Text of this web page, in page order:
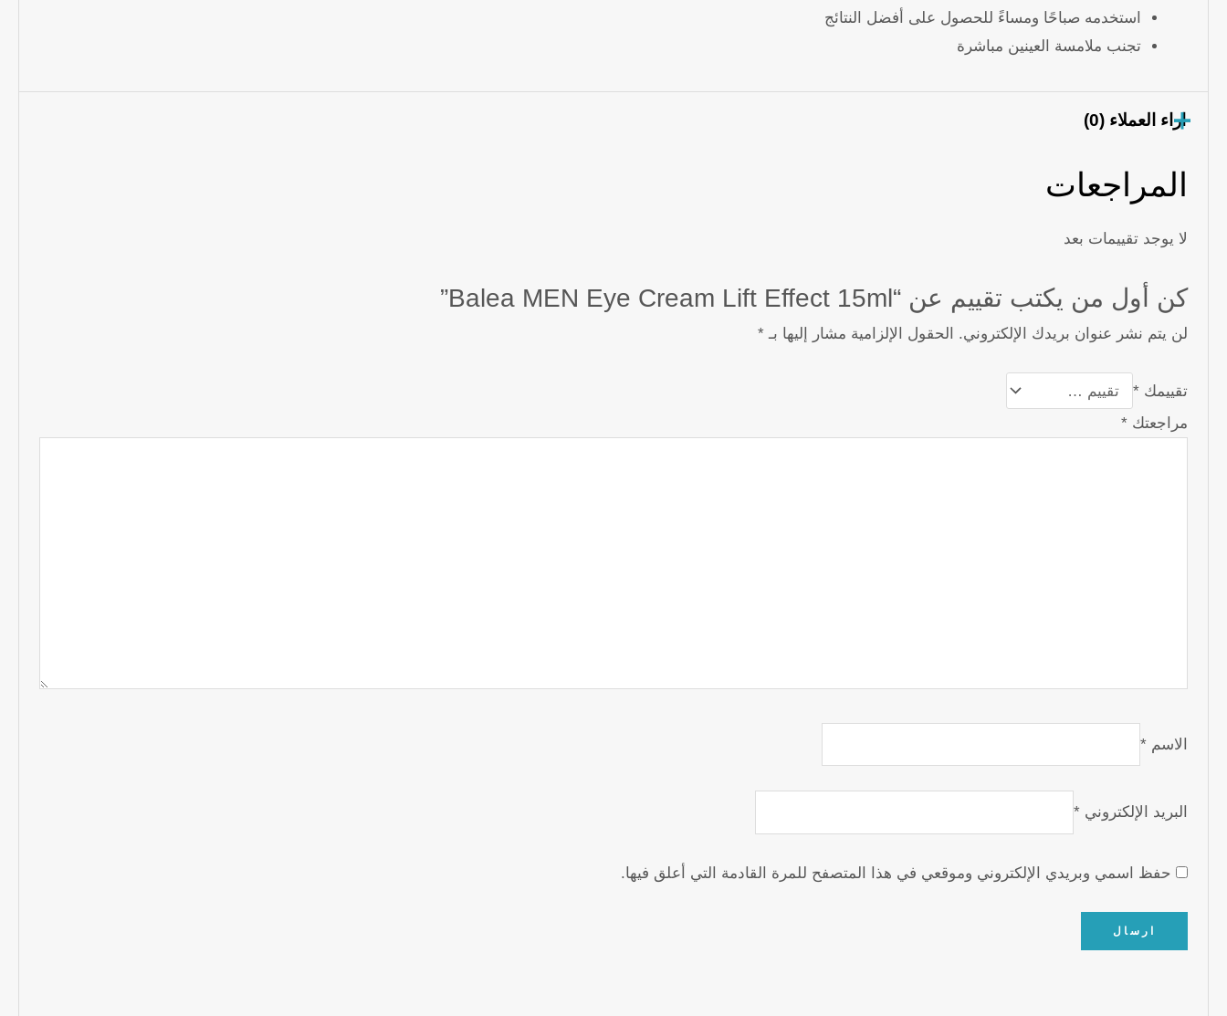
استخدمه صباحًا ومساءً للحصول على أفضل النتائج
تجنب ملامسة العينين مباشرة
اراء العملاء (0)
المراجعات
لا يوجد تقييمات بعد
كن أول من يكتب تقييم عن “Balea MEN Eye Cream Lift Effect 15ml”
لن يتم نشر عنوان بريدك الإلكتروني. الحقول الإلزامية مشار إليها بـ*
تقييمك*
مراجعتك*
الاسم*
البريد الإلكتروني*
حفظ اسمي وبريدي الإلكتروني وموقعي في هذا المتصفح للمرة القادمة التي أعلق فيها.